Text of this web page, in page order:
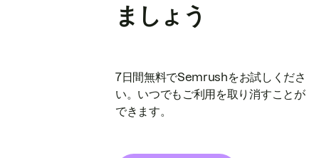
ましょう
7日間無料でSemrushをお試しくださ
い。いつでもご利用を取り消すことが
できます。